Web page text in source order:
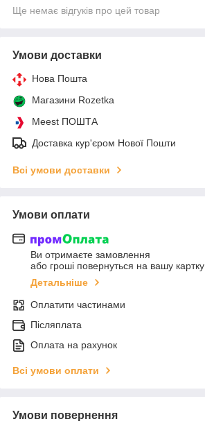
Ще немає відгуків про цей товар
Умови доставки
Нова Пошта
Магазини Rozetka
Meest ПОШТА
Доставка кур'єром Нової Пошти
Всі умови доставки
Умови оплати
Ви отримаєте замовлення
або гроші повернуться на вашу картку
Детальніше
Оплатити частинами
Післяплата
Оплата на рахунок
Всі умови оплати
Умови повернення